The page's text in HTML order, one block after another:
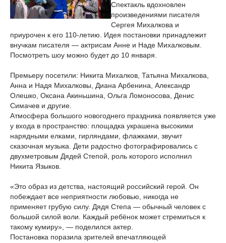
Спектакль вдохновлен
произведениями писателя
Сергея Михалкова и
приурочен к его 110-летию. Идея постановки принадлежит
внучкам писателя — актрисам Анне и Наде Михалковым.
Посмотреть шоу можно будет до 10 января.
Премьеру посетили: Никита Михалков, Татьяна Михалкова,
Анна и Надя Михалковы, Диана Арбенина, Александр
Олешко, Оксана Акиньшина, Ольга Ломоносова, Денис
Симачев и другие.
Атмосфера большого новогоднего праздника появляется уже
у входа в пространство: площадка украшена высокими
нарядными елками, гирляндами, флажками, звучит
сказочная музыка. Дети радостно фотографировались с
двухметровым Дядей Степой, роль которого исполнил
Никита Языков.
«Это образ из детства, настоящий российский герой. Он
побеждает все неприятности любовью, никогда не
применяет грубую силу. Дядя Степа — обычный человек с
большой силой воли. Каждый ребёнок может стремиться к
такому кумиру», — поделился актер.
Постановка поразила зрителей впечатляющей